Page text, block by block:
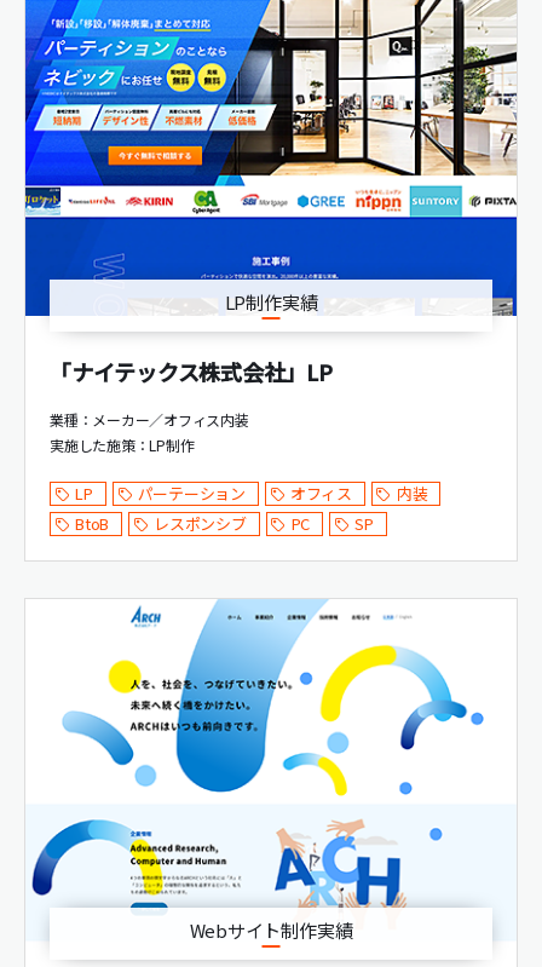
LP制作実績
「ナイテックス株式会社」LP
業種：メーカー／オフィス内装
実施した施策：LP制作
LP パーテーション オフィス
内装
BtoB
レスポンシブ PC SP
Webサイト制作実績